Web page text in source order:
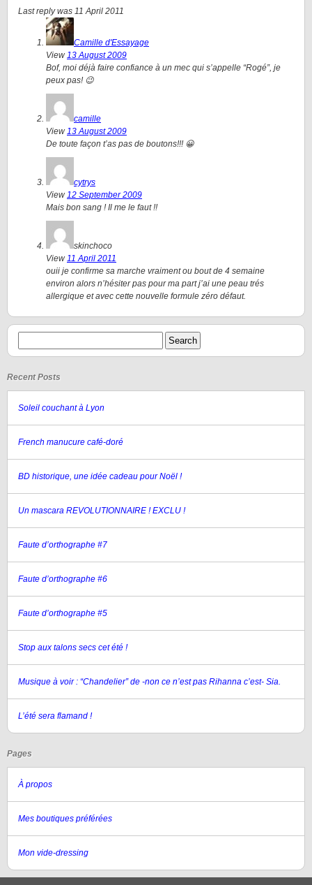
Last reply was 11 April 2011
Camille d'Essayage
View 13 August 2009
Bof, moi déjà faire confiance à un mec qui s’appelle “Rogé”, je
peux pas! 😉
camille
View 13 August 2009
De toute façon t’as pas de boutons!!! 😀
cytrys
View 12 September 2009
Mais bon sang ! Il me le faut !!
skinchoco
View 11 April 2011
ouii je confirme sa marche vraiment ou bout de 4 semaine
environ alors n’hésiter pas pour ma part j’ai une peau trés
allergique et avec cette nouvelle formule zéro défaut.
Recent Posts
Soleil couchant à Lyon
French manucure café-doré
BD historique, une idée cadeau pour Noël !
Un mascara REVOLUTIONNAIRE ! EXCLU !
Faute d’orthographe #7
Faute d’orthographe #6
Faute d’orthographe #5
Stop aux talons secs cet été !
Musique à voir : “Chandelier” de -non ce n’est pas Rihanna c’est- Sia.
L’été sera flamand !
Pages
À propos
Mes boutiques préférées
Mon vide-dressing